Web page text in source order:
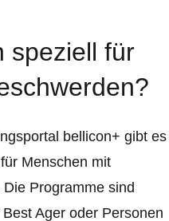
speziell für
bellicon+ gibt es
Menschen mit
Programme sind
Ager oder Personen